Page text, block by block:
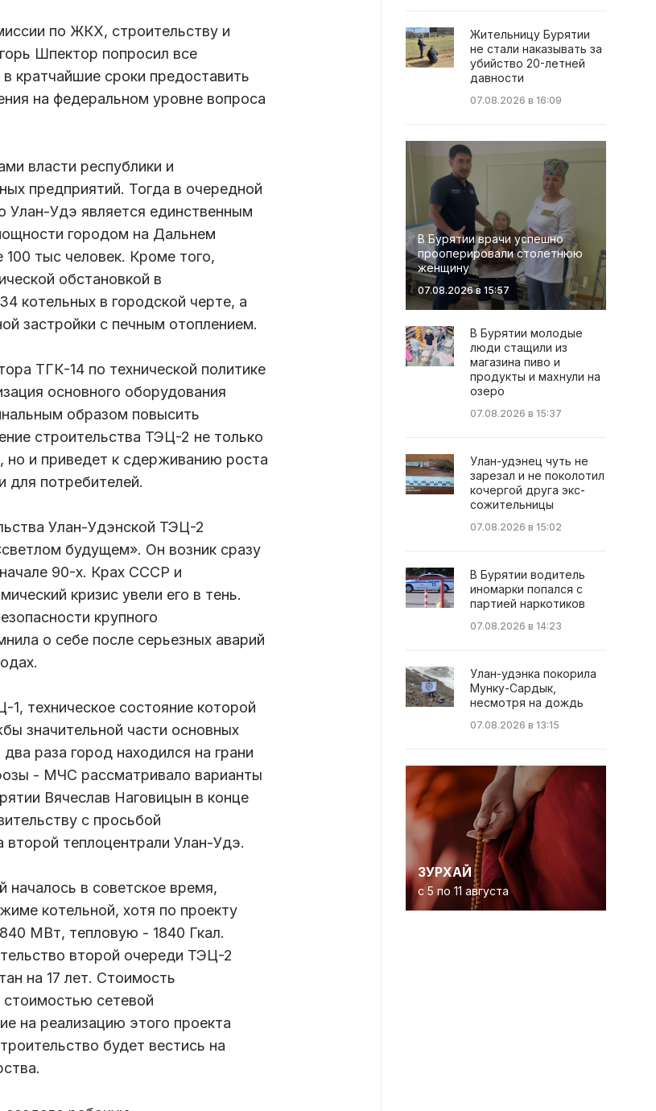
по ЖКХ, строительству и
Шпектор попросил все
кратчайшие сроки предоставить
на федеральном уровне вопроса
власти республики и
предприятий. Тогда в очередной
Улан-Удэ является единственным
городом на Дальнем
тыс человек. Кроме того,
обстановкой в
котельных в городской черте, а
застройки с печным отоплением.
ТГК-14 по технической политике
основного оборудования
образом повысить
строительства ТЭЦ-2 не только
но и приведет к сдерживанию роста
для потребителей.
Улан-Удэнской ТЭЦ-2
будущем». Он возник сразу
90-х. Крах СССР и
кризис увели его в тень.
крупного
о себе после серьезных аварий
техническое состояние которой
значительной части основных
раза город находился на грани
- МЧС рассматривало варианты
Вячеслав Наговицын в конце
с просьбой
второй теплоцентрали Улан-Удэ.
в советское время,
котельной, хотя по проекту
МВт, тепловую - 1840 Гкал.
второй очереди ТЭЦ-2
на 17 лет. Стоимость
сетевой
на реализацию этого проекта
будет вестись на
Жительницу Бурятии
не стали наказывать за
убийство 20-летней
давности
07.08.2026 в 16:09
В Бурятии врачи успешно
прооперировали столетнюю
женщину
07.08.2026 в 15:57
В Бурятии молодые
люди стащили из
магазина пиво и
продукты и махнули на
озеро
07.08.2026 в 15:37
Улан-удэнец чуть не
зарезал и не поколотил
кочергой друга экс-
сожительницы
07.08.2026 в 15:02
В Бурятии водитель
иномарки попался с
партией наркотиков
07.08.2026 в 14:23
Улан-удэнка покорила
Мунку-Сардык,
несмотря на дождь
07.08.2026 в 13:15
ЗУРХАЙ
с 5 по 11 августа